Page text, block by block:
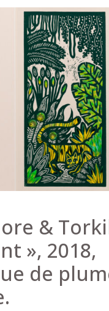
&
», 2018,
de